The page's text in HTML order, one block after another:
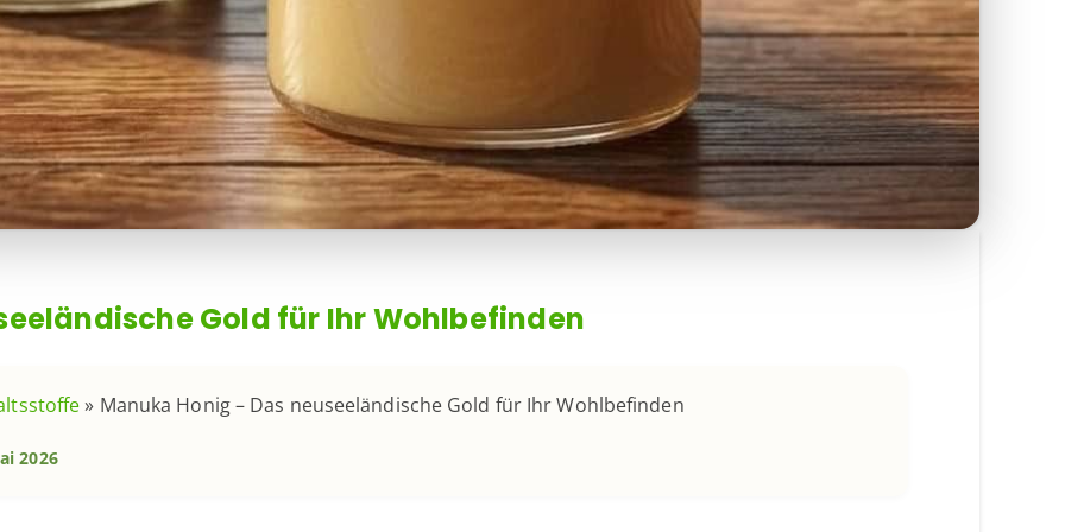
Gold für Ihr Wohlbefinden
» Manuka Honig – Das neuseeländische Gold für Ihr Wohlbefinden
2026